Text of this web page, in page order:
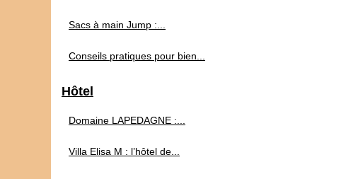
Sacs à main Jump :...
Conseils pratiques pour bien...
Hôtel
Domaine LAPEDAGNE :...
Villa Elisa M : l’hôtel de...